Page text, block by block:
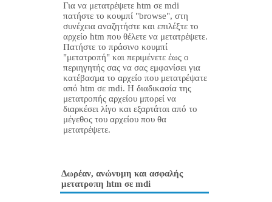
Για να μετατρέψετε htm σε mdi
πατήστε το κουμπί "browse", στη
συνέχεια αναζητήστε και επιλέξτε το
αρχείο htm που θέλετε να μετατρέψετε.
Πατήστε το πράσινο κουμπί
"μετατροπή" και περιμένετε έως ο
περιηγητής σας να σας εμφανίσει για
κατέβασμα το αρχείο που μετατρέψατε
από htm σε mdi. Η διαδικασία της
μετατροπής αρχείου μπορεί να
διαρκέσει λίγο και εξαρτάται από το
μέγεθος του αρχείου που θα
μετατρέψετε.
Δωρέαν, ανώνυμη και ασφαλής
μετατροπη htm σε mdi